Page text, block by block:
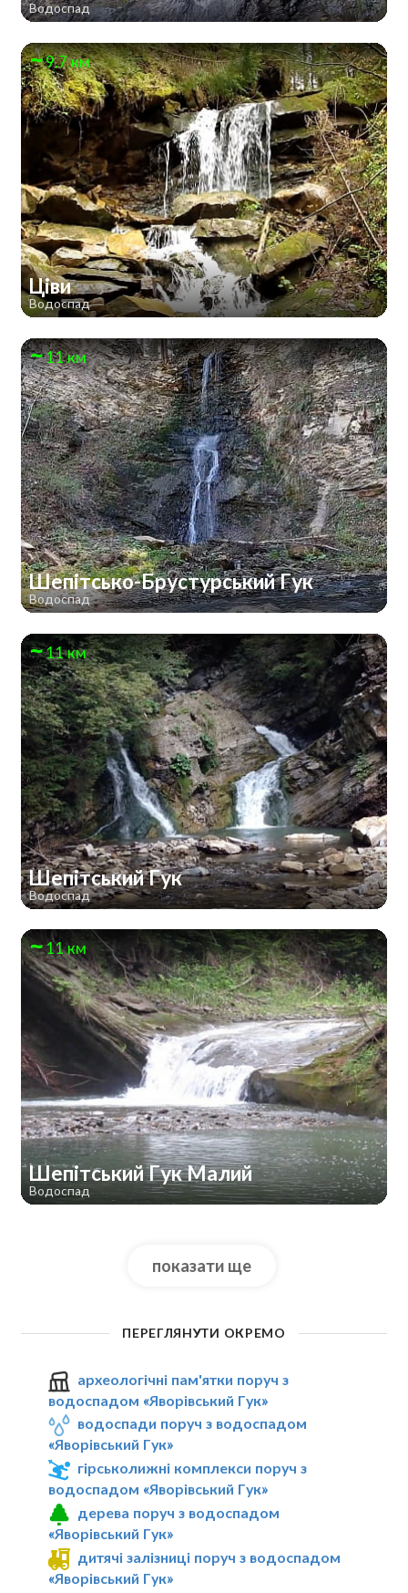
Водоспад
9.7 км
Ціви
Водоспад
11 км
Шепітсько-Брустурський Гук
Водоспад
11 км
Шепітський Гук
Водоспад
11 км
Шепітський Гук Малий
Водоспад
показати ще
ПЕРЕГЛЯНУТИ ОКРЕМО
археологічні пам'ятки поруч з
водоспадом «Яворівський Гук»
водоспади поруч з водоспадом
«Яворівський Гук»
гірськолижні комплекси поруч з
водоспадом «Яворівський Гук»
дерева поруч з водоспадом
«Яворівський Гук»
дитячі залізниці поруч з водоспадом
«Яворівський Гук»